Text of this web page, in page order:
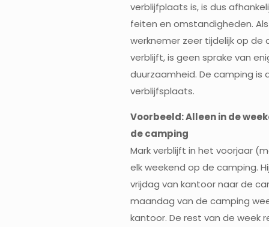
verblijfplaats is, is dus
feiten en omstandigheden.
werknemer zeer tijdelijk op de
verblijft, is geen sprake van
duurzaamheid. De camping is
verblijfsplaats.
Voorbeeld: Alleen in de
de camping
Mark verblijft in het voorjaar
elk weekend op de camping.
vrijdag van kantoor naar de
maandag van de camping
kantoor. De rest van de week